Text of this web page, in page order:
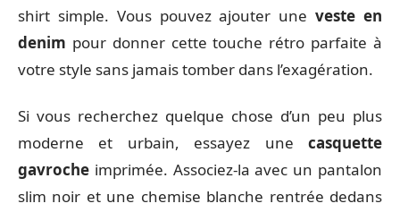
shirt simple. Vous pouvez ajouter uneveste en
denim pour donner cette touche rétro parfaite à
votre style sans jamais tomber dans l’exagération.
Si vous recherchez quelque chose d’un peu plus
moderne et urbain, essayez une casquette
gavroche imprimée. Associez-la avec un pantalon
slim noir et une chemise blanche rentrée dedans